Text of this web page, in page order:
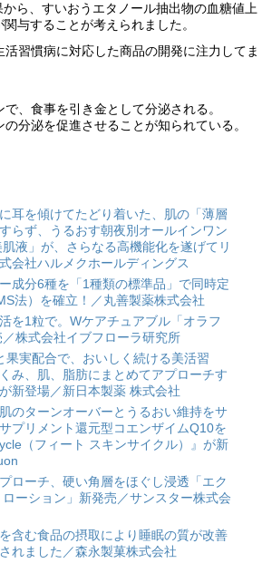
ら、すいおうエタノール抽出物の血糖値上
与することが考えられました。
習慣病に対応した商品の開発に注力してま
、食事を引き金として分泌される。
分泌を促進させることが知られている。
耳を傾けてたどり着いた、肌の「薄層
らず、うるおす朝夜別オールインワン
肌液」が、さらなる高機能化を遂げてリ
会社ハルメクホールディングス
成分6種を「1種類の標準品」で同時定
法）を確立！／丸善製薬株式会社
を1粒で。Wケアチュアブル「オラフ
株式会社イブフローラ研究所
果実配合で、おいしく続ける美活習
み、肌、脂肪にまとめてアプローチす
新登場／新日本製薬 株式会社
のターンオーバーとうるおい維持をサ
プリメント還元型コエンザイムQ10を
（フィート スキンサイクル）』が新
ローチ、硬い角層をほぐし浸透「エク
ーション」新発売／サンスター株式会
含む食品の摂取により睡眠の質が改善
れました／森永製菓株式会社